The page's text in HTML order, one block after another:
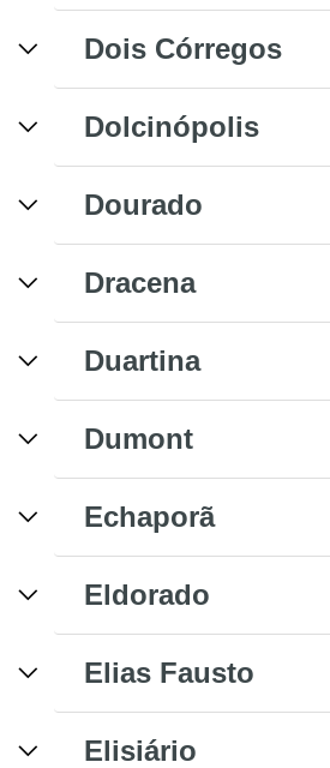
Dois Córregos
Dolcinópolis
Dourado
Dracena
Duartina
Dumont
Echaporã
Eldorado
Elias Fausto
Elisiário